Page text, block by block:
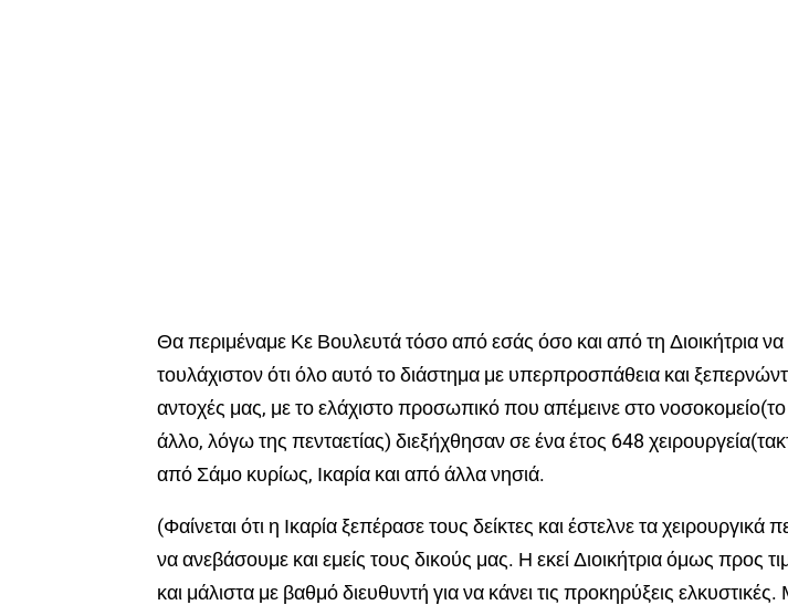
Θα περιμέναμε Κε Βουλευτά τόσο από εσάς όσο και από τη Διοικήτρια
τουλάχιστον ότι όλο αυτό το διάστημα με υπερπροσπάθεια και
αντοχές μας, με το ελάχιστο προσωπικό που απέμεινε στο νοσοκομείο(το
άλλο, λόγω της πενταετίας) διεξήχθησαν σε ένα έτος 648
από Σάμο κυρίως, Ικαρία και από άλλα νησιά.
(Φαίνεται ότι η Ικαρία ξεπέρασε τους δείκτες και έστελνε τα χειρουργικά
να ανεβάσουμε και εμείς τους δικούς μας. Η εκεί Διοικήτρια όμως προς
και μάλιστα με βαθμό διευθυντή για να κάνει τις προκηρύξεις